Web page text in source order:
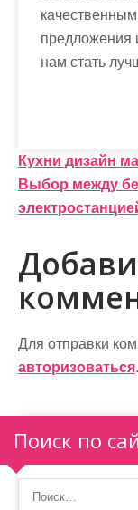
предложения
нам стать
Н
а
и
г
а
ц
я
п
о
Кухни дизайн
Выбор между
Для отправки
авторизоваться.
Поиск по